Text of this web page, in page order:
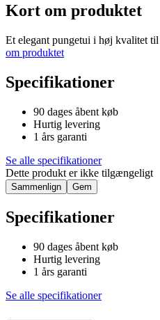
Kort om produktet
Et elegant pungetui i høj kvalitet
om produktet
Specifikationer
90 dages åbent køb
Hurtig levering
1 års garanti
Se alle specifikationer
Dette produkt er ikke tilgængeligt
Sammenlign Gem
Specifikationer
90 dages åbent køb
Hurtig levering
1 års garanti
Se alle specifikationer